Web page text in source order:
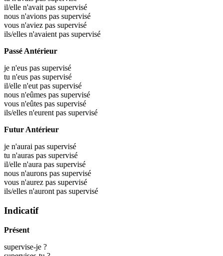
il/elle n'avait pas supervisé
nous n'avions pas supervisé
vous n'aviez pas supervisé
ils/elles n'avaient pas supervisé
Passé Antérieur
je n'eus pas supervisé
tu n'eus pas supervisé
il/elle n'eut pas supervisé
nous n'eûmes pas supervisé
vous n'eûtes pas supervisé
ils/elles n'eurent pas supervisé
Futur Antérieur
je n'aurai pas supervisé
tu n'auras pas supervisé
il/elle n'aura pas supervisé
nous n'aurons pas supervisé
vous n'aurez pas supervisé
ils/elles n'auront pas supervisé
Indicatif
Présent
supervise-je ?